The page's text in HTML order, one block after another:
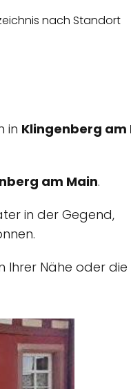
nach Standort
in Klingenberg am
am Main.
in der Gegend,
Ihrer Nähe oder